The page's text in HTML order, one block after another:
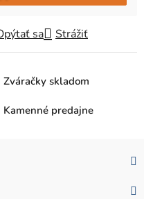
sa Strážiť
Zváračky skladom
Kamenné predajne